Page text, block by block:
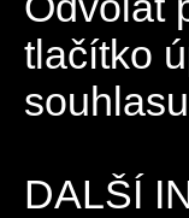
tlačítko
DALŠÍ